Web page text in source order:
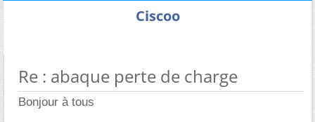
Ciscoo
Re : abaque perte de charge
Bonjour à tous